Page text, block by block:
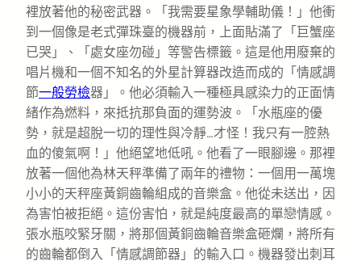
裡放著他的秘密武器。「我需要星象學輔助儀！」他衝
到一個像是老式彈珠臺的機器前，上面貼滿了「巨蟹座
已哭」、「處女座勿碰」等警告標籤。這是他用廢棄的
唱片機和一個不知名的外星計算器改造而成的「情感調
節一般勞檢器」。他必須輸入一種極具感染力的正面情
緒作為燃料，來抵抗那負面的運勢波。「水瓶座的優
勢，就是超脫一切的理性與冷靜…才怪！我只有一腔熱
血的傻氣啊！」他絕望地低吼。他看了一眼腳邊。那裡
放著一個他為林天秤準備了兩年的禮物：一個用一萬塊
小小的天秤座黃銅齒輪組成的音樂盒。他從未送出，因
為害怕被拒絕。這份害怕，就是純度最高的單戀情感。
張水瓶咬緊牙關，將那個黃銅齒輪音樂盒砸爛，將所有
的齒輪都倒入「情感調節器」的輸入口。機器發出刺耳